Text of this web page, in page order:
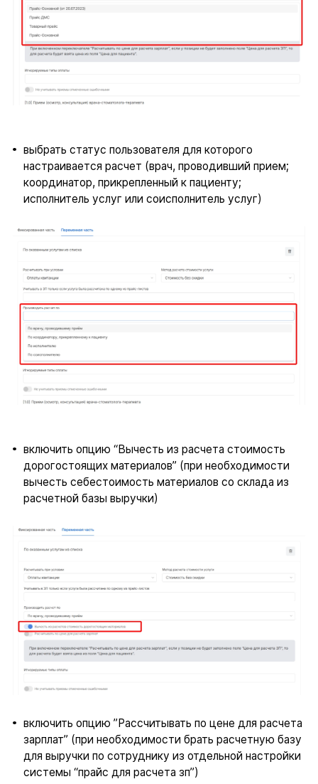
выбрать статус пользователя для которого
настраивается расчет (врач, проводивший прием;
координатор, прикрепленный к пациенту;
исполнитель услуг или соисполнитель услуг)
включить опцию “Вычесть из расчета стоимость
дорогостоящих материалов” (при необходимости
вычесть себестоимость материалов со склада из
расчетной базы выручки)
включить опцию ”Рассчитывать по цене для расчета
зарплат” (при необходимости брать расчетную базу
для выручки по сотруднику из отдельной настройки
системы “прайс для расчета зп”)